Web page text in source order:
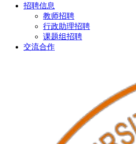
招聘信息
教师招聘
行政助理招聘
课题组招聘
交流合作